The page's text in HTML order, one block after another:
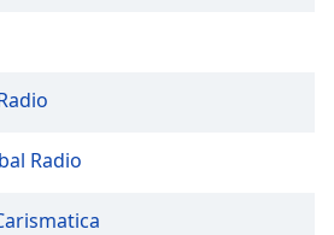
Radio